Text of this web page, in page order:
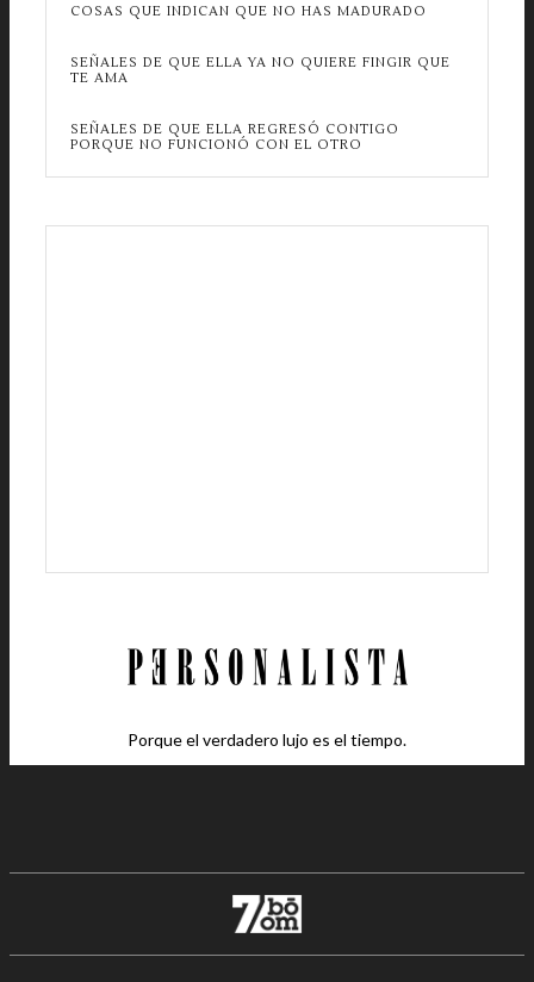
COSAS QUE INDICAN QUE NO HAS MADURADO
SEÑALES DE QUE ELLA YA NO QUIERE FINGIR QUE
TE AMA
SEÑALES DE QUE ELLA REGRESÓ CONTIGO
PORQUE NO FUNCIONÓ CON EL OTRO
Porque el verdadero lujo es el tiempo.